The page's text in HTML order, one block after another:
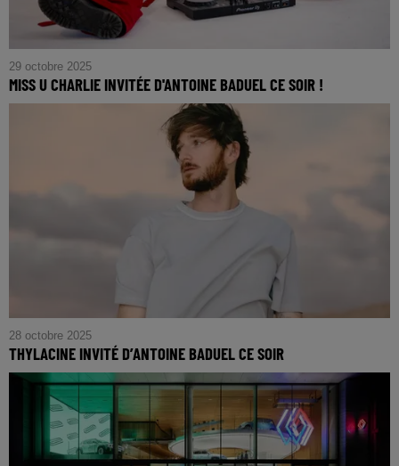
29 octobre 2025
MISS U CHARLIE INVITÉE D'ANTOINE BADUEL CE SOIR !
28 octobre 2025
THYLACINE INVITÉ D’ANTOINE BADUEL CE SOIR